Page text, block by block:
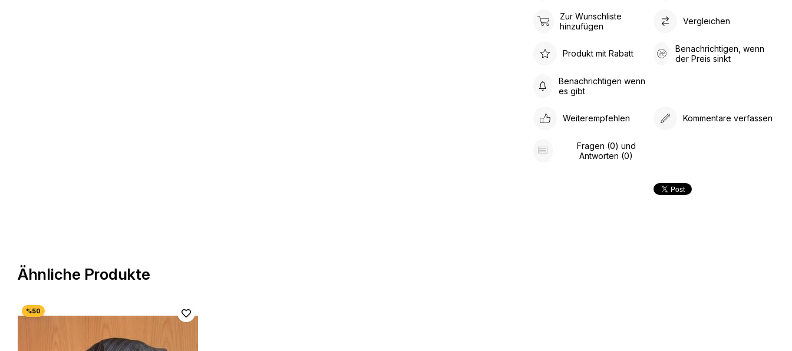
Zur Wunschliste
hinzufügen
Vergleichen
Produkt mit Rabatt
Benachrichtigen, wenn
der Preis sinkt
Benachrichtigen wenn
es gibt
Weiterempfehlen Kommentare verfassen
Fragen (0) und
Antworten (0)
Ähnliche Produkte